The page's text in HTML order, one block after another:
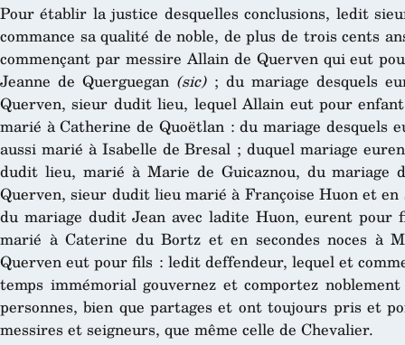
Pour établir la justice desquelles conclusions, ledit
commance sa qualité de noble, de plus de trois cents
commençant par messire Allain de Querven qui eut
Jeanne de Querguegan (sic); du mariage desquels
Querven, sieur dudit lieu, lequel Allain eut pour
marié à Catherine de Quoëtlan : du mariage desquels
aussi marié à Isabelle de Bresal ; duquel mariage
dudit lieu, marié à Marie de Guicaznou, du mariage
Querven, sieur dudit lieu marié à Françoise Huon et en
du mariage dudit Jean avec ladite Huon, eurent
marié à Caterine du Bortz et en secondes noces à
Querven eut pour fils : ledit deffendeur, lequel et
temps immémorial gouvernez et comportez
personnes, bien que partages et ont toujours pris et
messires et seigneurs, que même celle de Chevalier.